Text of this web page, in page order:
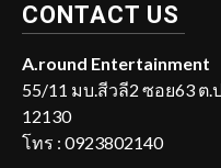
CONTACT US
A.round Entertainment
55/11 มบ.สีวลี2 ซอย63 ต
12130
โทร : 0923802140